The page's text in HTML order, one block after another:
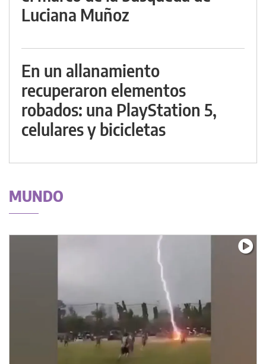
Luciana Muñoz
En un allanamiento
recuperaron elementos
robados: una PlayStation 5,
celulares y bicicletas
MUNDO